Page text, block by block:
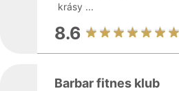
krásy ...
8.6
Barbar fitnes klub